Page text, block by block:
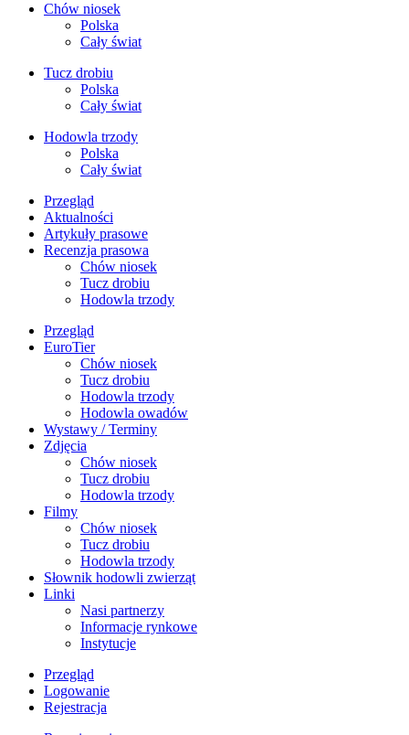
Chów niosek
Polska
Cały świat
Tucz drobiu
Polska
Cały świat
Hodowla trzody
Polska
Cały świat
Przegląd
Aktualności
Artykuły prasowe
Recenzja prasowa
Chów niosek
Tucz drobiu
Hodowla trzody
Przegląd
EuroTier
Chów niosek
Tucz drobiu
Hodowla trzody
Hodowla owadów
Wystawy / Terminy
Zdjęcia
Chów niosek
Tucz drobiu
Hodowla trzody
Filmy
Chów niosek
Tucz drobiu
Hodowla trzody
Słownik hodowli zwierząt
Linki
Nasi partnerzy
Informacje rynkowe
Instytucje
Przegląd
Logowanie
Rejestracja